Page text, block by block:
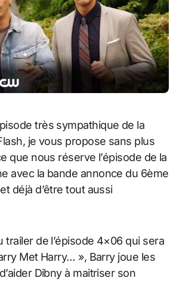
je vous propose sans plus
que nous réserve l’épisode de la
avec la bande annonce du 6ème
déjà d’être tout aussi
trailer de l’épisode 4×06 qui sera
Met Harry… », Barry joue les
Dibny à maitriser son